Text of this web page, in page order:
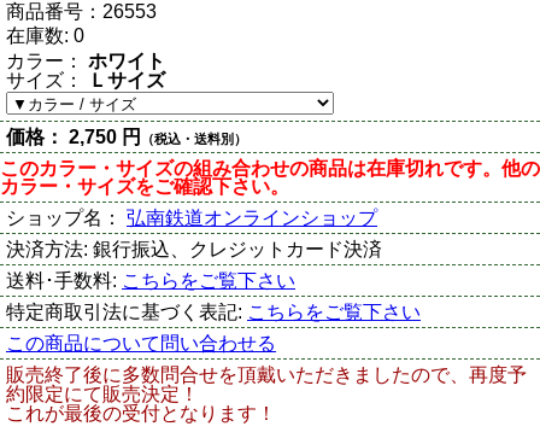
商品番号： 26553
在庫数: 0
カラー：
ホワイト
サイズ：
Ｌサイズ
価格： 2,750 円 （税込・送料別）
このカラー・サイズの組み合わせの商品は在庫切れです。他の
カラー・サイズをご確認下さい。
ショップ名： 弘南鉄道オンラインショップ
決済方法: 銀行振込、クレジットカード決済
送料･手数料: こちらをご覧下さい
特定商取引法に基づく表記: こちらをご覧下さい
この商品について問い合わせる
販売終了後に多数問合せを頂戴いただきましたので、再度予
約限定にて販売決定！
これが最後の受付となります！